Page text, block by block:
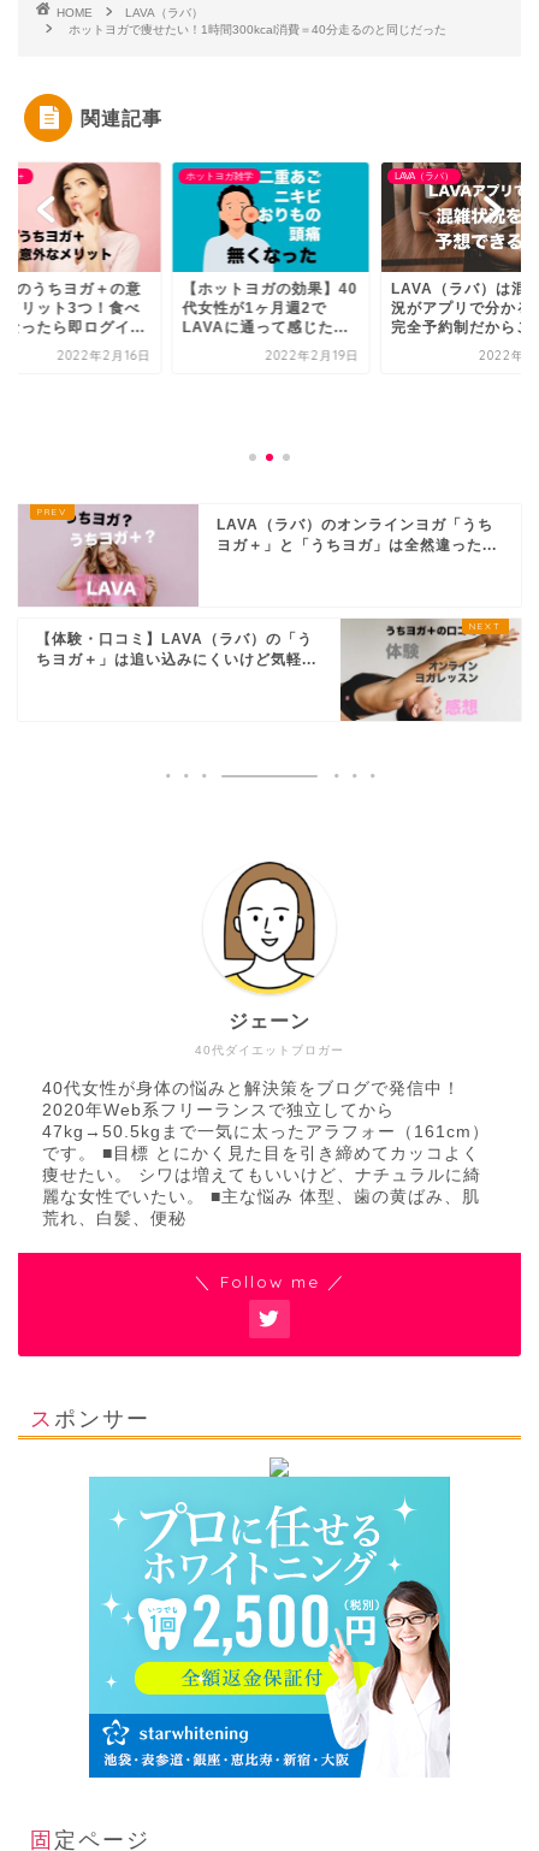
HOME
LAVA（ラバ）
ホットヨガで痩せたい！1時間300kcal消費＝40分走るのと同じだった
関連記事
ガ＋
のうちヨガ＋の意
メリット3つ！食べ
なったら即ログイ...
2022年2月16日
ホットヨガ雑学
【ホットヨガの効果】40
代女性が1ヶ月週2で
LAVAに通って感じた...
2022年2月19日
LAVA（ラバ）
LAVA（ラバ）は混
況がアプリで分かる
完全予約制だからこ
2022年2
LAVA（ラバ）のオンラインヨガ「うち
ヨガ＋」と「うちヨガ」は全然違った...
【体験・口コミ】LAVA（ラバ）の「う
ちヨガ＋」は追い込みにくいけど気軽...
40代ダイエットブロガー
ジェーン
40代女性が身体の悩みと解決策をブログで発信中！
2020年Web系フリーランスで独立してから
47kg→50.5kgまで一気に太ったアラフォー（161cm）
です。 ■目標 とにかく見た目を引き締めてカッコよく
痩せたい。 シワは増えてもいいけど、ナチュラルに綺
麗な女性でいたい。 ■主な悩み 体型、歯の黄ばみ、肌
荒れ、白髪、便秘
＼ Follow me ／
スポンサー
固定ページ